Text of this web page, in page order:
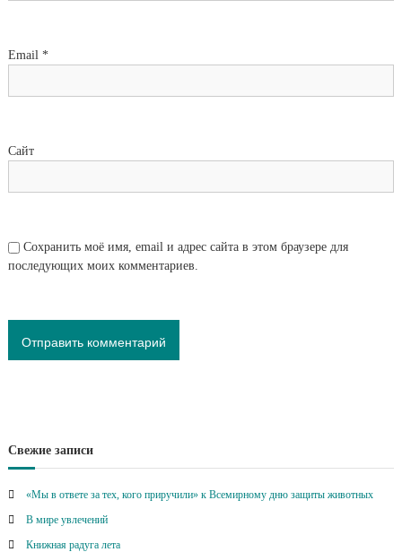
Email *
Сайт
Сохранить моё имя, email и адрес сайта в этом браузере для
последующих моих комментариев.
Свежие записи
«Мы в ответе за тех, кого приручили» к Всемирному дню защиты животных
В мире увлечений
Книжная радуга лета